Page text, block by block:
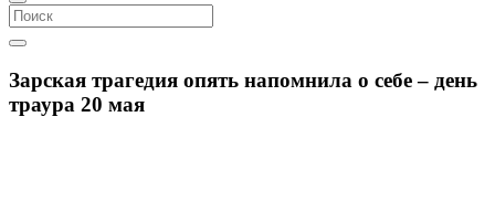
Зарская трагедия опять напомнила о себе – день
траура 20 мая